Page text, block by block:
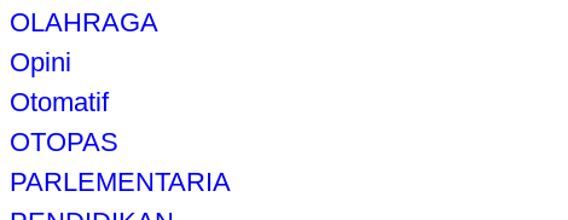
OLAHRAGA
Opini
Otomatif
OTOPAS
PARLEMENTARIA